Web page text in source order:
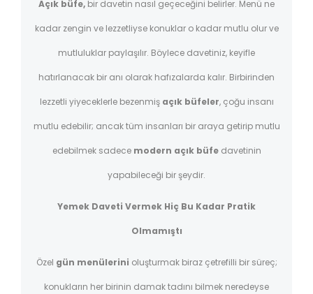
Açık büfe, bir davetin nasıl geçeceğini belirler. Menü ne
kadar zengin ve lezzetliyse konuklar o kadar mutlu olur ve
mutluluklar paylaşılır. Böylece davetiniz, keyifle
hatırlanacak bir anı olarak hafızalarda kalır. Birbirinden
lezzetli yiyeceklerle bezenmiş açık büfeler, çoğu insanı
mutlu edebilir; ancak tüm insanları bir araya getirip mutlu
edebilmek sadece modern açık büfe davetinin
yapabileceği bir şeydir.
Yemek Daveti Vermek Hiç Bu Kadar Pratik
Olmamıştı
Özel gün menülerini oluşturmak biraz çetrefilli bir süreç;
konukların her birinin damak tadını bilmek neredeyse